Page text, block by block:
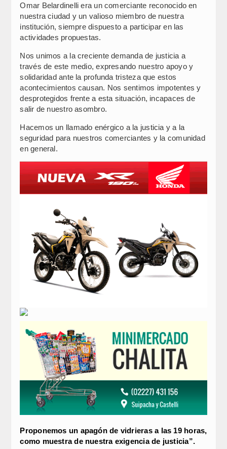
Omar Belardinelli era un comerciante reconocido en
nuestra ciudad y un valioso miembro de nuestra
institución, siempre dispuesto a participar en las
actividades propuestas.
Nos unimos a la creciente demanda de justicia a
través de este medio, expresando nuestro apoyo y
solidaridad ante la profunda tristeza que estos
acontecimientos causan. Nos sentimos impotentes y
desprotegidos frente a esta situación, incapaces de
salir de nuestro asombro.
Hacemos un llamado enérgico a la justicia y a la
seguridad para nuestros comerciantes y la comunidad
en general.
Proponemos un apagón de vidrieras a las 19 horas,
como muestra de nuestra exigencia de justicia”.